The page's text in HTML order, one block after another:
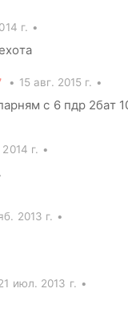
г.
15 авг. 2015 г.
с 6 пдр 2бат
г.
2013 г.
июл. 2013 г.